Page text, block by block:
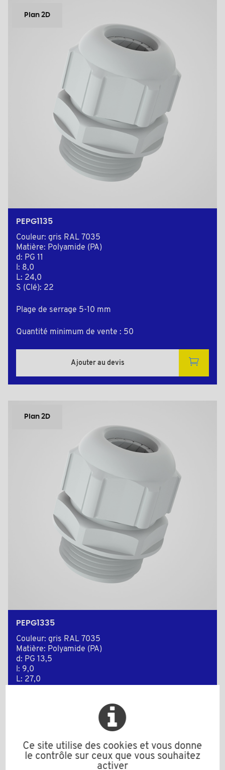
Plan 2D
PEPG1135
Couleur: gris RAL 7035
Matière: Polyamide (PA)
d: PG 11
l: 8,0
L: 24,0
S (Clé): 22
Plage de serrage 5-10 mm
Quantité minimum de vente : 50
Ajouter au devis
Plan 2D
PEPG1335
Couleur: gris RAL 7035
Matière: Polyamide (PA)
d: PG 13,5
l: 9,0
L: 27,0
Plage de serrage 6-12 mm
Quantité minimum de vente : 50
Ajouter au devis
Ce site utilise des cookies et vous donne
le contrôle sur ceux que vous souhaitez
activer